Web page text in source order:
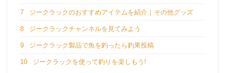
7 ジークラックのおすすめアイテムを紹介｜その他グッズ
8 ジークラックチャンネルを見てみよう
9 ジークラック製品で魚を釣ったら釣果投稿
10 ジークラックを使って釣りを楽しもう!